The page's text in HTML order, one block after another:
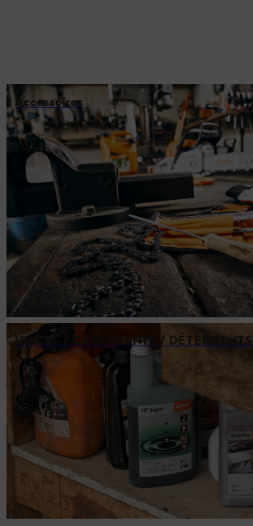
Accessoires
HUILES / CARBURANTS / DÉTERGENTS